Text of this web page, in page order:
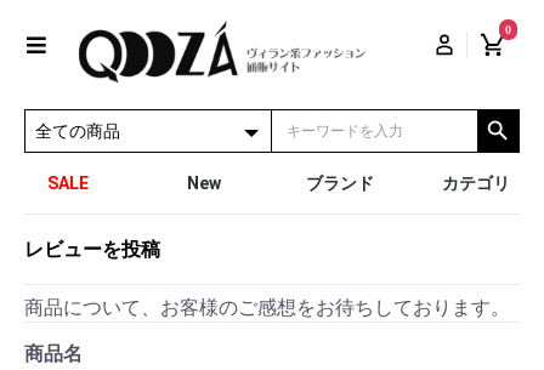
0
SALE New ブランド カテゴリ
レビューを投稿
商品について、お客様のご感想をお待ちしております。
商品名